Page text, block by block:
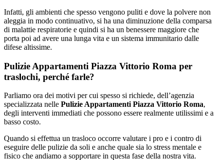
Infatti, gli ambienti che spesso vengono puliti e dove la polvere non
aleggia in modo continuativo, si ha una diminuzione della comparsa
di malattie respiratorie e quindi si ha un benessere maggiore che
porta poi ad avere una lunga vita e un sistema immunitario dalle
difese altissime.
Pulizie Appartamenti Piazza Vittorio Roma per
traslochi, perché farle?
Parliamo ora dei motivi per cui spesso si richiede, dell’agenzia
specializzata nelle Pulizie Appartamenti Piazza Vittorio Roma,
degli interventi immediati che possono essere realmente utilissimi e a
basso costo.
Quando si effettua un trasloco occorre valutare i pro e i contro di
eseguire delle pulizie da soli e anche quale sia lo stress mentale e
fisico che andiamo a sopportare in questa fase della nostra vita.